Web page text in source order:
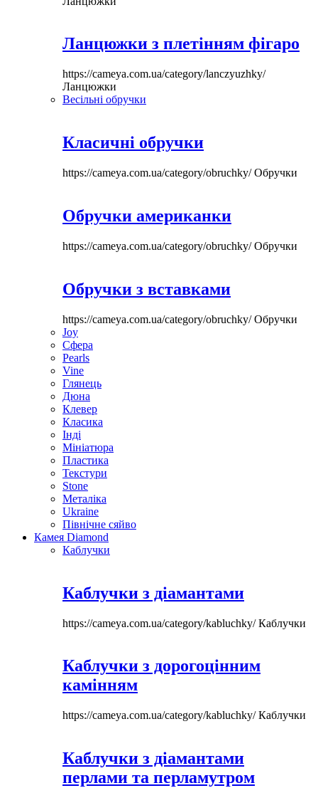
Ланцюжки з плетінням фігаро
https://cameya.com.ua/category/lanczyuzhky/
Ланцюжки
Весільні обручки
Класичні обручки
https://cameya.com.ua/category/obruchky/Обручки
Обручки американки
https://cameya.com.ua/category/obruchky/Обручки
Обручки з вставками
https://cameya.com.ua/category/obruchky/Обручки
Joy
Сфера
Pearls
Vine
Глянець
Дюна
Клевер
Класика
Інді
Мініатюра
Пластика
Текстури
Stone
Металіка
Ukraine
Північне сяйво
Камея Diamond
Каблучки
Каблучки з діамантами
https://cameya.com.ua/category/kabluchky/Каблучки
Каблучки з дорогоцінним
камінням
https://cameya.com.ua/category/kabluchky/Каблучки
Каблучки з діамантами
перлами та перламутром